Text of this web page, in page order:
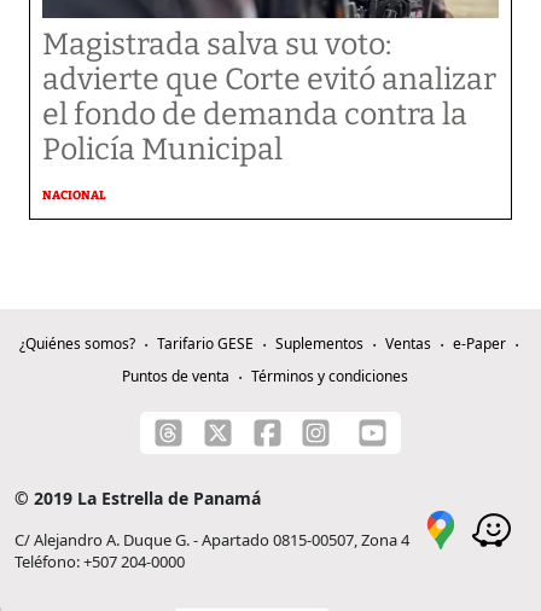
Magistrada salva su voto:
advierte que Corte evitó analizar
el fondo de demanda contra la
Policía Municipal
NACIONAL
¿Quiénes somos? Tarifario GESE Suplementos Ventas
e-Paper
Puntos de venta
Términos y condiciones
© 2019 La Estrella de Panamá
C/ Alejandro A. Duque G. - Apartado 0815-00507, Zona 4
Teléfono: +507 204-0000